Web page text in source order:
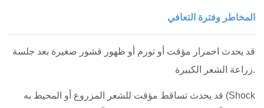
المخاطر وفترة التعافي
قد يحدث احمرار مؤقت أو تورم أو ظهور قشور صغيرة بعد جلسة
زراعة الشعر الكبيرة.
قد يحدث تساقط مؤقت للشعر المزروع أو المحيط به (Shock